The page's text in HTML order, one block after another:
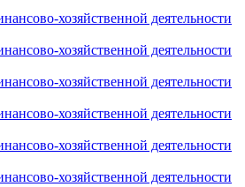
хозяйственной деятельности
хозяйственной деятельности
хозяйственной деятельности
хозяйственной деятельности
хозяйственной деятельности
хозяйственной деятельности